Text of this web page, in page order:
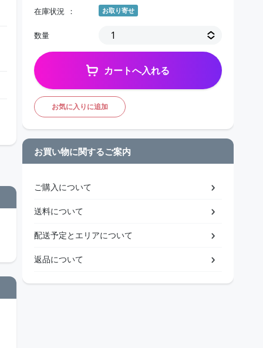
在庫状況 お取り寄せ
数量
カートへ入れる
お気に入りに追加
お買い物に関するご案内
ご購入について
送料について
配送予定とエリアについて
返品について